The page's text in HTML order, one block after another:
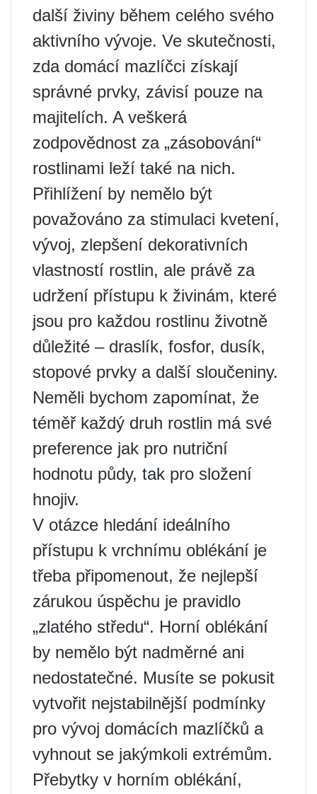
další živiny během celého svého
aktivního vývoje. Ve skutečnosti,
zda domácí mazlíčci získají
správné prvky, závisí pouze na
majitelích. A veškerá
zodpovědnost za „zásobování“
rostlinami leží také na nich.
Přihlížení by nemělo být
považováno za stimulaci kvetení,
vývoj, zlepšení dekorativních
vlastností rostlin, ale právě za
udržení přístupu k živinám, které
jsou pro každou rostlinu životně
důležité – draslík, fosfor, dusík,
stopové prvky a další sloučeniny.
Neměli bychom zapomínat, že
téměř každý druh rostlin má své
preference jak pro nutriční
hodnotu půdy, tak pro složení
hnojiv.
V otázce hledání ideálního
přístupu k vrchnímu oblékání je
třeba připomenout, že nejlepší
zárukou úspěchu je pravidlo
„zlatého středu“. Horní oblékání
by nemělo být nadměrné ani
nedostatečné. Musíte se pokusit
vytvořit nejstabilnější podmínky
pro vývoj domácích mazlíčků a
vyhnout se jakýmkoli extrémům.
Přebytky v horním oblékání,